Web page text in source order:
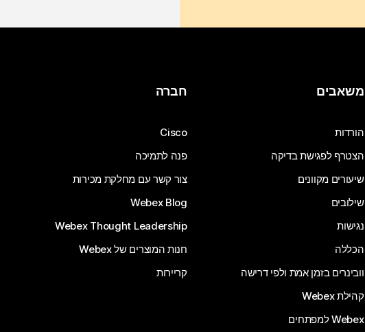
משאבים
הורדות
הצטרף לפגישת בדיקה
שיעורים מקוונים
שילובים
נגישות
הכללה
וובינרים בזמן אמת ולפי דרישה
קהילת Webex
Webex למפתחים
חברה
Cisco
פנה לתמיכה
צור קשר עם מחלקת מכירות
Webex Blog
Webex Thought Leadership
חנות המוצרים של Webex
קריירות